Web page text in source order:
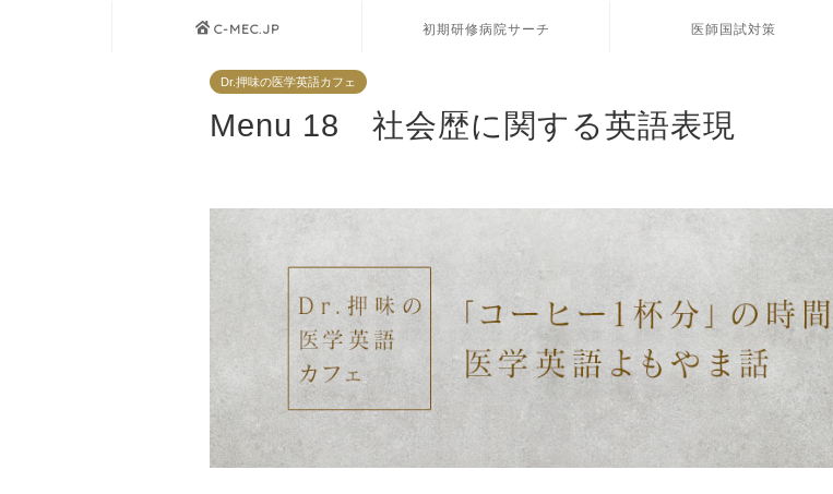
C-MEC.JP 初期研修病院サーチ 医師国試対策
Dr.押味の医学英語カフェ
Menu 18 社会歴に関する英語表現